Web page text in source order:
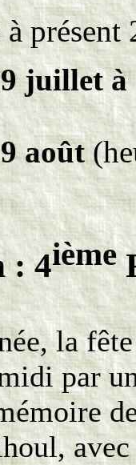
présent
juillet à
août
: 4ième
la
par